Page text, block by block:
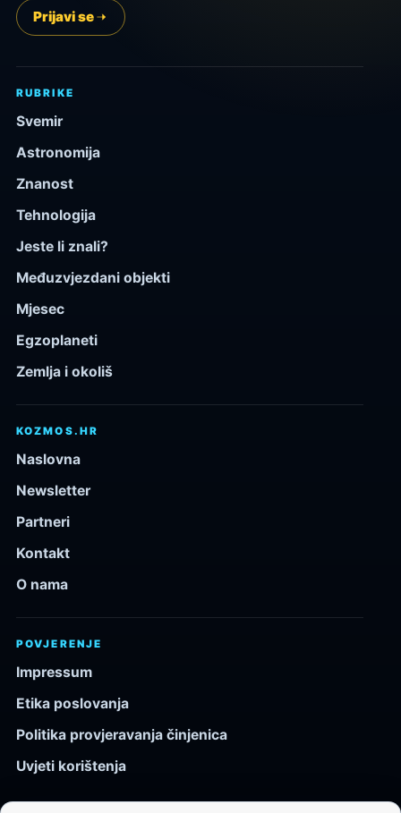
Prijavi se
RUBRIKE
Svemir
Astronomija
Znanost
Tehnologija
Jeste li znali?
Međuzvjezdani objekti
Mjesec
Egzoplaneti
Zemlja i okoliš
KOZMOS.HR
Naslovna
Newsletter
Partneri
Kontakt
O nama
POVJERENJE
Impressum
Etika poslovanja
Politika provjeravanja činjenica
Uvjeti korištenja